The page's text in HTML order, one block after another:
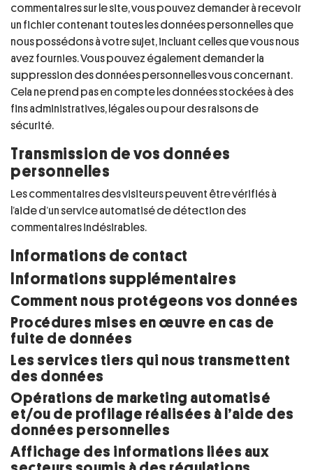
commentaires sur le site, vous pouvez demander à recevoir
un fichier contenant toutes les données personnelles que
nous possédons à votre sujet, incluant celles que vous nous
avez fournies. Vous pouvez également demander la
suppression des données personnelles vous concernant.
Cela ne prend pas en compte les données stockées à des
fins administratives, légales ou pour des raisons de
sécurité.
Transmission de vos données
personnelles
Les commentaires des visiteurs peuvent être vérifiés à
l’aide d’un service automatisé de détection des
commentaires indésirables.
Informations de contact
Informations supplémentaires
Comment nous protégeons vos données
Procédures mises en œuvre en cas de
fuite de données
Les services tiers qui nous transmettent
des données
Opérations de marketing automatisé
et/ou de profilage réalisées à l’aide des
données personnelles
Affichage des informations liées aux